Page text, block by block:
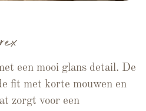
een mooi glans detail. De
fit met korte mouwen en
zorgt voor een